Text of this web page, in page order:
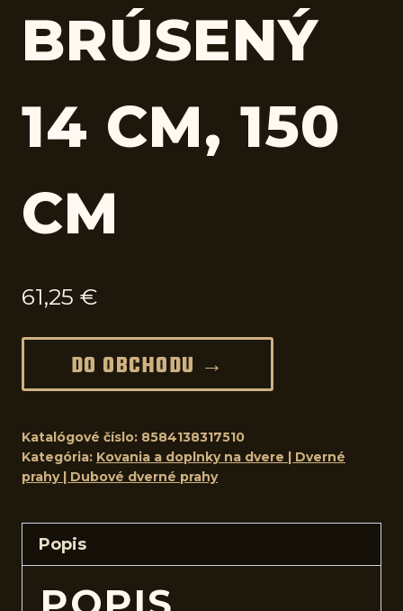
BRÚSENÝ
14 CM, 150
CM
61,25 €
DO OBCHODU →
Katalógové číslo: 8584138317510
Kategória: Kovania a doplnky na dvere | Dverné
prahy | Dubové dverné prahy
Popis